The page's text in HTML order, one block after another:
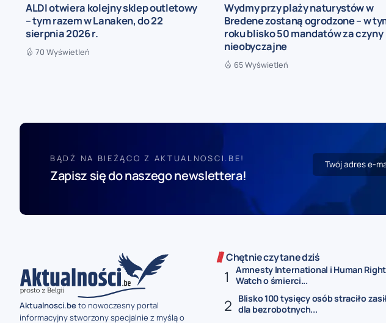
ALDI otwiera kolejny sklep outletowy
– tym razem w Lanaken, do 22
sierpnia 2026 r.
70 Wyświetleń
Wydmy przy plaży naturystów w
Bredene zostaną ogrodzone – w
roku blisko 50 mandatów za czyny
nieobyczajne
65 Wyświetleń
BĄDŹ NA BIEŻĄCO Z AKTUALNOSCI.BE!
Zapisz się do naszego newslettera!
Aktualnosci.beto nowoczesny portal
informacyjny stworzony specjalnie z myślą o
Chętnie czytane dziś
Amnesty International i Human
Watch o śmierci...
Blisko 100 tysięcy osób straciło
dla bezrobotnych...